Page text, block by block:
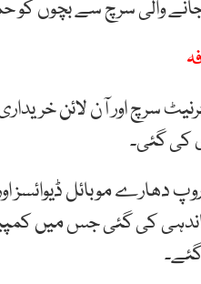
والی سرچ سے بچوں کو
سرچ اور آن لائن
کی نشاندہی کی گئی جس میں